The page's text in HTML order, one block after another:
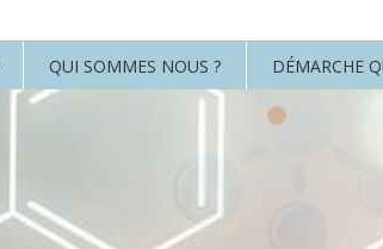
QUI SOMMES NOUS ? DÉMARCHE